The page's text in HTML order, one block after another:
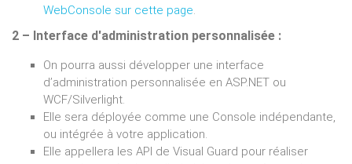
WebConsole sur cette page.
2 – Interface d'administration personnalisée :
On pourra aussi développer une interface
d’administration personnalisée en ASP.NET ou
WCF/Silverlight.
Elle sera déployée comme une Console indépendante,
ou intégrée à votre application.
Elle appellera les API de Visual Guard pour réaliser